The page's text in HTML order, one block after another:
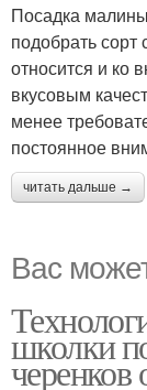
Посадка
подобрать
относится и ко
вкусовым
менее
постоянное
читать дальше →
Вас
школки